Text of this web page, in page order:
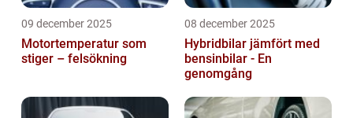
09 december 2025
Motortemperatur som
stiger – felsökning
08 december 2025
Hybridbilar jämfört med
bensinbilar - En
genomgång